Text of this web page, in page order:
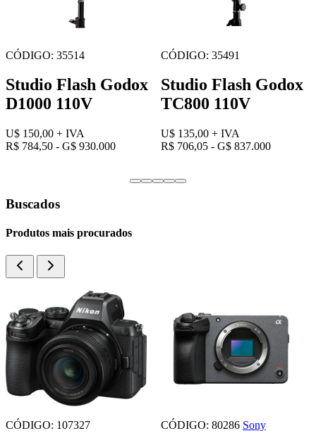
CÓDIGO: 34678
Studio Flash QL-
500 Quartz Light
U$ 60,00+ IVA
CÓDIGO: 34661
Studio Flash QL-
1000 Quartz Light
U$ 65,00+ IVA
Buscados
Produtos mais procurados
CÓDIGO: 107327 CÓDIGO: 80286 Sony